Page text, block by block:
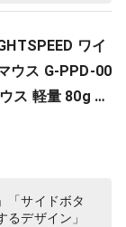
ワイ
ウス G-PPD-00
ス 軽量 80g H
電 POWERPLA
線 左右対称 FP
「サイドボタ
デザイン」